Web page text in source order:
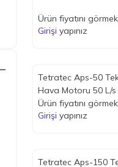
Ürün fiyatını
Girişi yapınız
Tetratec Aps-50 Tek
Hava Motoru 50 L/s (Siyah) 2
W
Ürün fiyatını
Girişi yapınız
Tetratec Aps-150